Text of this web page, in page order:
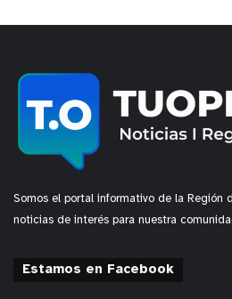
Somos el portal informativo de la Región
noticias de interés para nuestra
Estamos en Facebook